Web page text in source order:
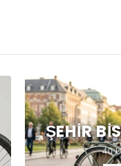
ŞEHIR
40